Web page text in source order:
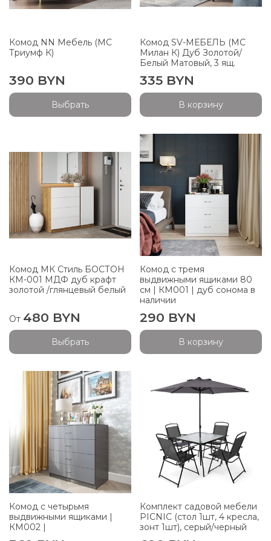
Комод NN Мебель (МС
Триумф К)
390 BYN
Выбрать
Комод SV-МЕБЕЛЬ (МС
Милан К) Дуб Золотой/
Белый Матовый, 3 ящ.
335 BYN
В корзину
Комод МК Стиль БОСТОН
КМ-001 МДФ дуб крафт
золотой /глянцевый белый
От 480 BYN
Выбрать
Комод с тремя
выдвижными ящиками 80
см | КМ001 | дуб сонома в
наличии
290 BYN
В корзину
Комод с четырьмя
выдвижными ящиками |
КМ002 |
Комплект садовой мебели
PICNIC (стол 1шт, 4 кресла,
зонт 1шт), серый/черный